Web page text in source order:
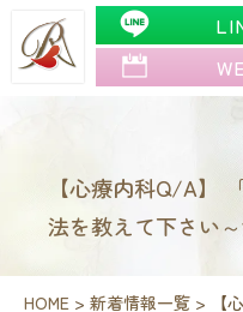
【心療内科Q/A】
法を教えて下さい～
HOME > 新着情報一覧 >
【